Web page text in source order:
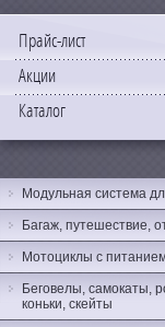
Прайс-лист
Акции
Каталог
Модульная система
Багаж, путешествие,
Мотоциклы с
Беговелы, самокаты,
коньки, скейты